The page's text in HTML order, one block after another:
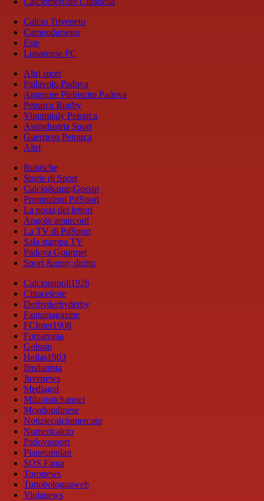
Calcio Triveneto
Campodarsego
Este
Luparense FC
Altri sport
Pallavolo Padova
Antenore Plebiscito Padova
Petrarca Rugby
Vinumitaly Petrarca
Assindustria Sport
Guerriero Petrarca
Altri
Rubriche
Storie di Sport
Calcio&amp;Gossip
Promozioni PdSport
La posta dei lettori
Angolo amarcord
La TV di PdSport
Sala stampa TV
Padova Gourmet
Sport &amp; diritto
Calcionapoli1926
Cittaceleste
Derbyderbyderby
Fantamagazine
FCInter1908
Forzaroma
Golssip
Hellas1903
Ilmilanista
Juvenews
Mediagol
Milanistichannel
Mondoudinese
Notiziecalciomercato
Numericalcio
Padovasport
Pianetamilan
SOS Fanta
Toronews
Tuttobolognaweb
Violanews